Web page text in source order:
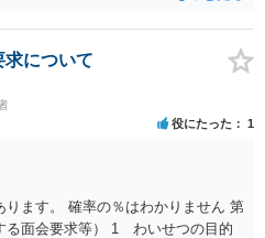
を受けるおそれがあります
求について
役にたった 1
ます。 確率の％はわかりません 第
る面会要求等） 1 わいせつの目的